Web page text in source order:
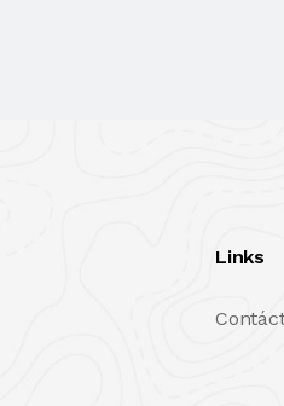
Links